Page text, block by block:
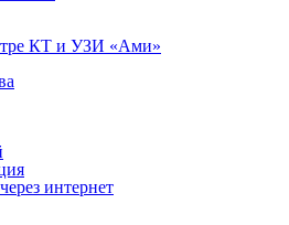
КТ и УЗИ «Ами»
интернет